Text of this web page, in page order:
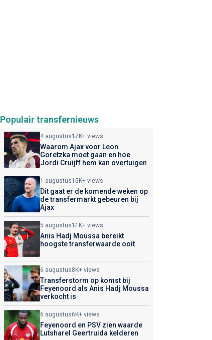
Populair transfernieuws
4 augustus17K+ views
Waarom Ajax voor Leon
Goretzka moet gaan en hoe
Jordi Cruijff hem kan overtuigen
1 augustus15K+ views
Dit gaat er de komende weken op
de transfermarkt gebeuren bij
Ajax
5 augustus11K+ views
Anis Hadj Moussa bereikt
hoogste transferwaarde ooit
6 augustus8K+ views
Transferstorm op komst bij
Feyenoord als Anis Hadj Moussa
verkocht is
6 augustus6K+ views
Feyenoord en PSV zien waarde
Lutsharel Geertruida kelderen